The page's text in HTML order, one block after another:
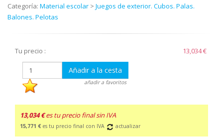
Categoría: Material escolar > Juegos de exterior. Cubos. Palas.
Balones. Pelotas
Tu precio : 13,034 €
Añadir a la cesta
añadir a favoritos
13,034 € es tu precio final sin IVA
15,771 € es tu precio final con IVA actualizar